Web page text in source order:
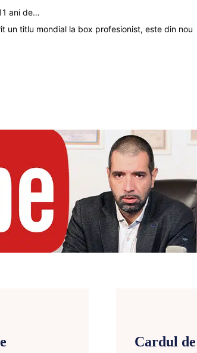
ani de…
un titlu mondial la box profesionist, este din nou
Cardul